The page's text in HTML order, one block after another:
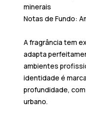
minerais
Notas de Fundo:
A fragrância tem
adapta
ambientes
identidade é
profundidade,
urbano.